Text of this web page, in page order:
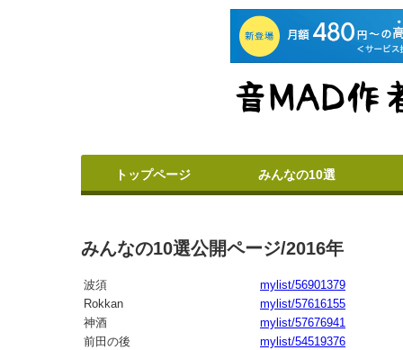
トップページ みんなの10選
みんなの10選公開ページ/2016年
波須
mylist/56901379
Rokkan
mylist/57616155
神酒
mylist/57676941
前田の後
mylist/54519376